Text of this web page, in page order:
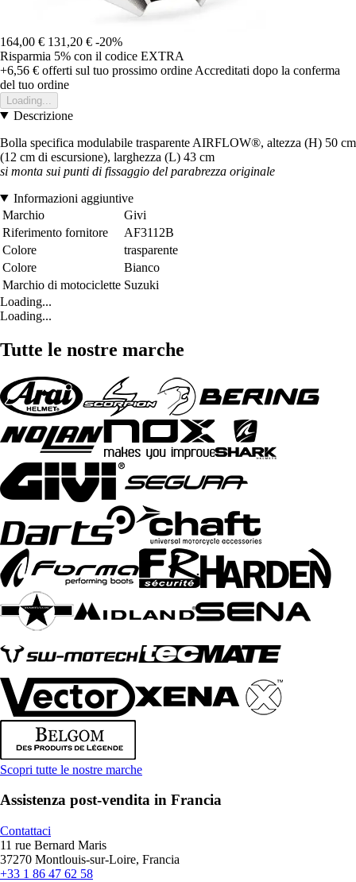
164,00 € 131,20 € -20%
Risparmia 5% con il codice EXTRA
+6,56 € offerti sul tuo prossimo ordine Accreditati dopo la conferma
del tuo ordine
Loading...
Descrizione
Bolla specifica modulabile trasparente AIRFLOW®, altezza (H) 50 cm
(12 cm di escursione), larghezza (L) 43 cm
si monta sui punti di fissaggio del parabrezza originale
Informazioni aggiuntive
Marchio
Givi
Riferimento fornitore
AF3112B
Colore
trasparente
Colore
Bianco
Marchio di motociclette Suzuki
Loading...
Loading...
Tutte le nostre marche
Scopri tutte le nostre marche
Assistenza post-vendita in Francia
Contattaci
11 rue Bernard Maris
37270 Montlouis-sur-Loire, Francia
+33 1 86 47 62 58